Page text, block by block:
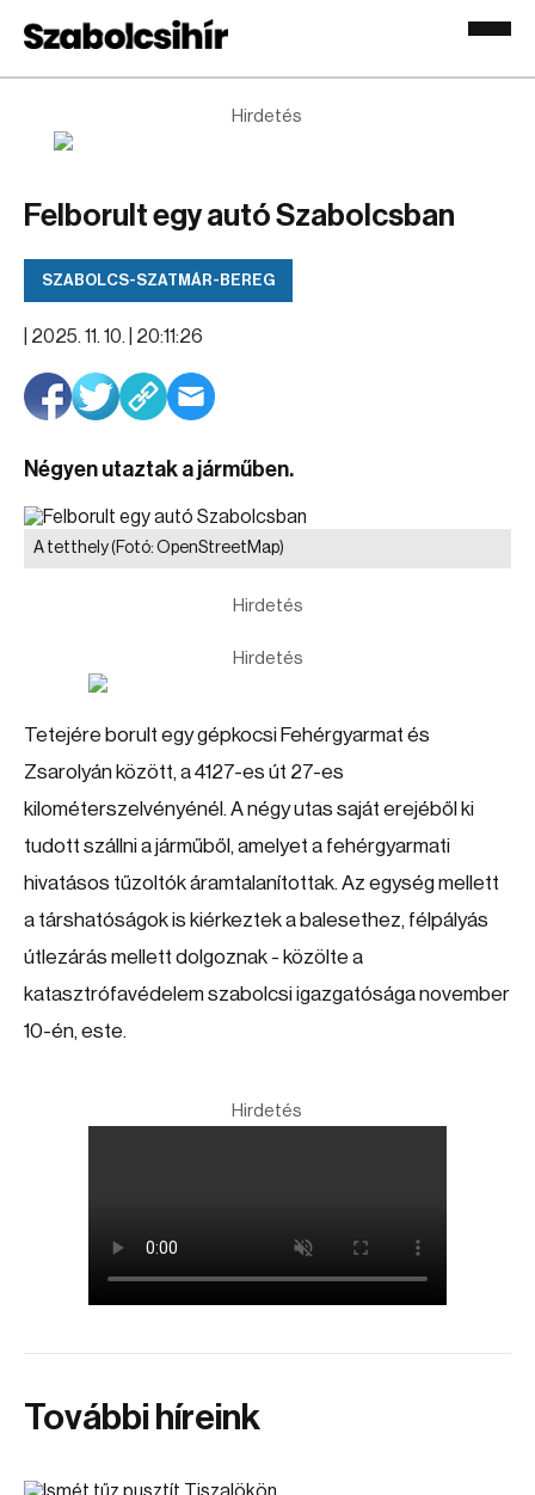
Hirdetés
Felborult egy autó Szabolcsban
SZABOLCS-SZATMÁR-BEREG
2025. 11. 10. | 20:11:26
Négyen utaztak a járműben.
A tetthely(Fotó: OpenStreetMap)
Hirdetés
Hirdetés
Tetejére borult egy gépkocsi Fehérgyarmat és
Zsarolyán között, a 4127-es út 27-es
kilométerszelvényénél. A négy utas saját erejéből ki
tudott szállni a járműből, amelyet a fehérgyarmati
hivatásos tűzoltók áramtalanítottak. Az egység mellett
a társhatóságok is kiérkeztek a balesethez, félpályás
útlezárás mellett dolgoznak - közölte a
katasztrófavédelem szabolcsi igazgatósága november
10-én, este.
Hirdetés
További híreink